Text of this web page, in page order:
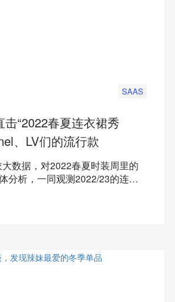
SAAS
“2022春夏连衣裙秀
、LV们的流行款
数据，对2022春夏时装周里的
分析，一同观测2022/23的连衣